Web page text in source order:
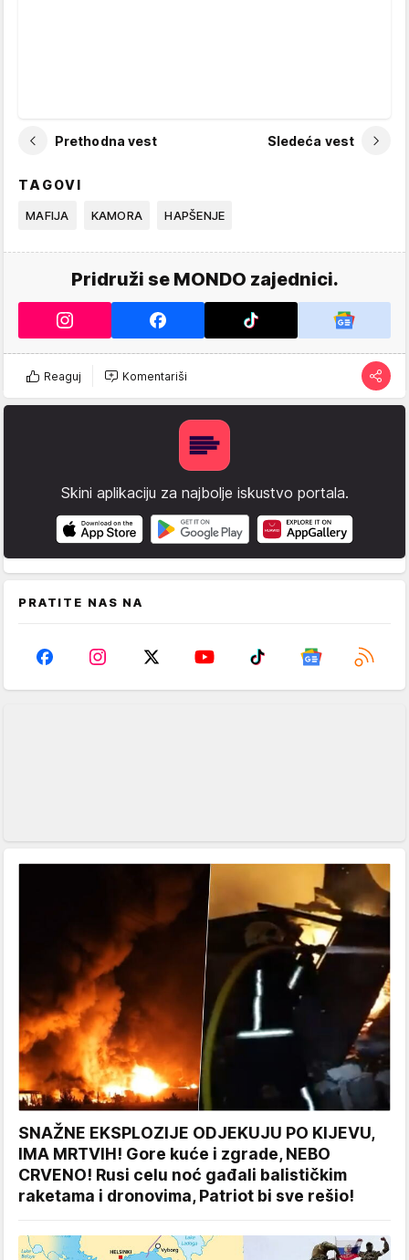
Prethodna vest Sledeća vest
TAGOVI
MAFIJA KAMORA HAPŠENJE
Pridruži se MONDO zajednici.
Reaguj Komentariši
Skini aplikaciju za najbolje iskustvo portala.
PRATITE NAS NA
SNAŽNE EKSPLOZIJE ODJEKUJU PO KIJEVU,
IMA MRTVIH! Gore kuće i zgrade, NEBO
CRVENO! Rusi celu noć gađali balističkim
raketama i dronovima, Patriot bi sve rešio!